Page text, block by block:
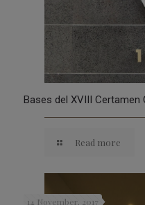
Bases del XVIII Certamen
Read more
14 November, 2017